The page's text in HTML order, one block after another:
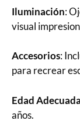
Iluminación:
visual
Accesorios:
para recrear
Edad Adecuada
años.